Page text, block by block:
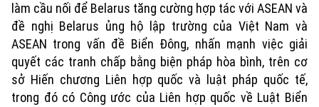
Theo dõi Hà Nội On
làm cầu nối để Belarus tăng cường hợp tác với ASEAN và
đề nghị Belarus ủng hộ lập trường của Việt Nam và
ASEAN trong vấn đề Biển Đông, nhấn mạnh việc giải
quyết các tranh chấp bằng biện pháp hòa bình, trên cơ
sở Hiến chương Liên hợp quốc và luật pháp quốc tế,
trong đó có Công ước của Liên hợp quốc về Luật Biển